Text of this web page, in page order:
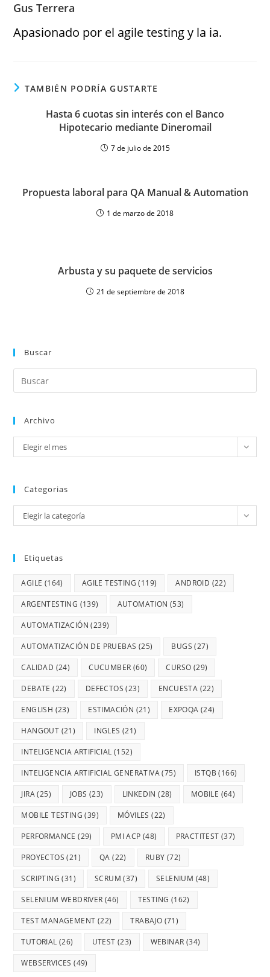
Gus Terrera
Apasionado por el agile testing y la ia.
TAMBIÉN PODRÍA GUSTARTE
Hasta 6 cuotas sin interés con el Banco
Hipotecario mediante Dineromail
7 de julio de 2015
Propuesta laboral para QA Manual & Automation
1 de marzo de 2018
Arbusta y su paquete de servicios
21 de septiembre de 2018
Buscar
Archivo
Elegir el mes
Categorias
Elegir la categoría
Etiquetas
AGILE (164) AGILE TESTING (119) ANDROID (22)
ARGENTESTING (139) AUTOMATION (53)
AUTOMATIZACIÓN (239)
AUTOMATIZACIÓN DE PRUEBAS (25) BUGS (27)
CALIDAD (24) CUCUMBER (60) CURSO (29)
DEBATE (22) DEFECTOS (23) ENCUESTA (22)
ENGLISH (23) ESTIMACIÓN (21) EXPOQA (24)
HANGOUT (21) INGLES (21)
INTELIGENCIA ARTIFICIAL (152)
INTELIGENCIA ARTIFICIAL GENERATIVA(75) ISTQB (166)
JIRA(25) JOBS (23) LINKEDIN (28) MOBILE (64)
MOBILE TESTING (39) MÓVILES (22)
PERFORMANCE (29) PMI ACP (48) PRACTITEST (37)
PROYECTOS (21) QA (22) RUBY (72)
SCRIPTING (31) SCRUM (37) SELENIUM (48)
SELENIUM WEBDRIVER (46) TESTING (162)
TEST MANAGEMENT (22) TRABAJO (71)
TUTORIAL (26) UTEST (23) WEBINAR (34)
WEBSERVICES (49)